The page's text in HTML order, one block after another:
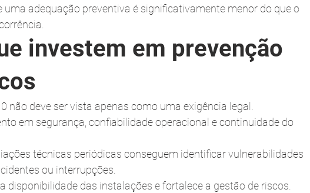
uma adequação preventiva é significativamente menor do que o
investem em prevenção
não deve ser vista apenas como uma exigência legal.
em segurança, confiabilidade operacional e continuidade do
técnicas periódicas conseguem identificar vulnerabilidades
ou interrupções.
disponibilidade das instalações e fortalece a gestão de riscos.